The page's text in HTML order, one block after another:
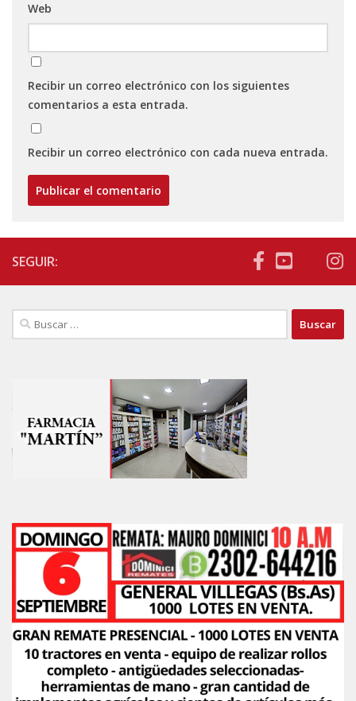
Web
Recibir un correo electrónico con los siguientes
comentarios a esta entrada.
Recibir un correo electrónico con cada nueva entrada.
SEGUIR:
Buscar: